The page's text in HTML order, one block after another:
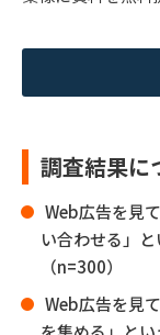
調査結果に
Web広告を見
い合わせる」
（n=300）
Web広告を見